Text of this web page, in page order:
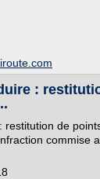
:
restitution de
commise